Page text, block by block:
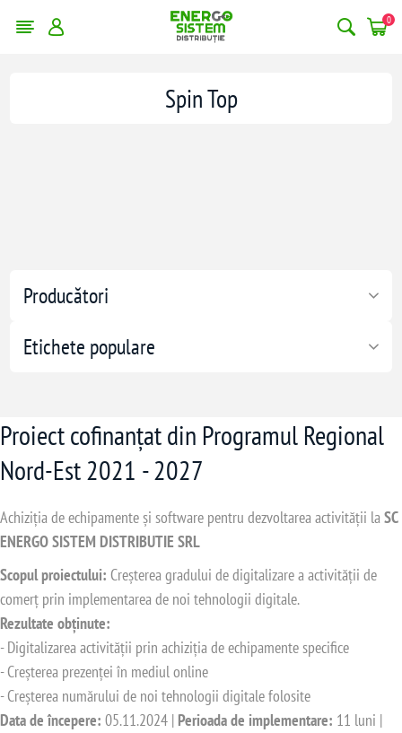
0
Producători
Etichete populare
Spin Top
Proiect cofinanțat din Programul Regional
Nord-Est 2021 - 2027
Achiziția de echipamente și software pentru dezvoltarea activității laSC
ENERGO SISTEM DISTRIBUTIE SRL
Scopul proiectului: Creșterea gradului de digitalizare a activității de
comerț prin implementarea de noi tehnologii digitale.
Rezultate obținute:
- Digitalizarea activității prin achiziția de echipamente specifice
- Creșterea prezenței în mediul online
- Creșterea numărului de noi tehnologii digitale folosite
Data de începere: 05.11.2024 | Perioada de implementare: 11 luni |